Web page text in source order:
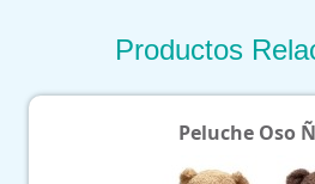
Productos
Peluche Oso